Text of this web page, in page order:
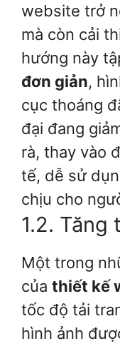
website trở
mà còn cải
hướng này
đơn giản,
cục thoáng
đại đang
rà, thay vào
tế, dễ sử
chịu cho
1.2. Tăng
Một trong
của thiết kế
tốc độ tải
hình ảnh